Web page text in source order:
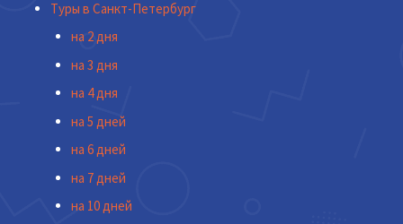
Туры в Санкт-Петербург
на 2 дня
на 3 дня
на 4 дня
на 5 дней
на 6 дней
на 7 дней
на 10 дней